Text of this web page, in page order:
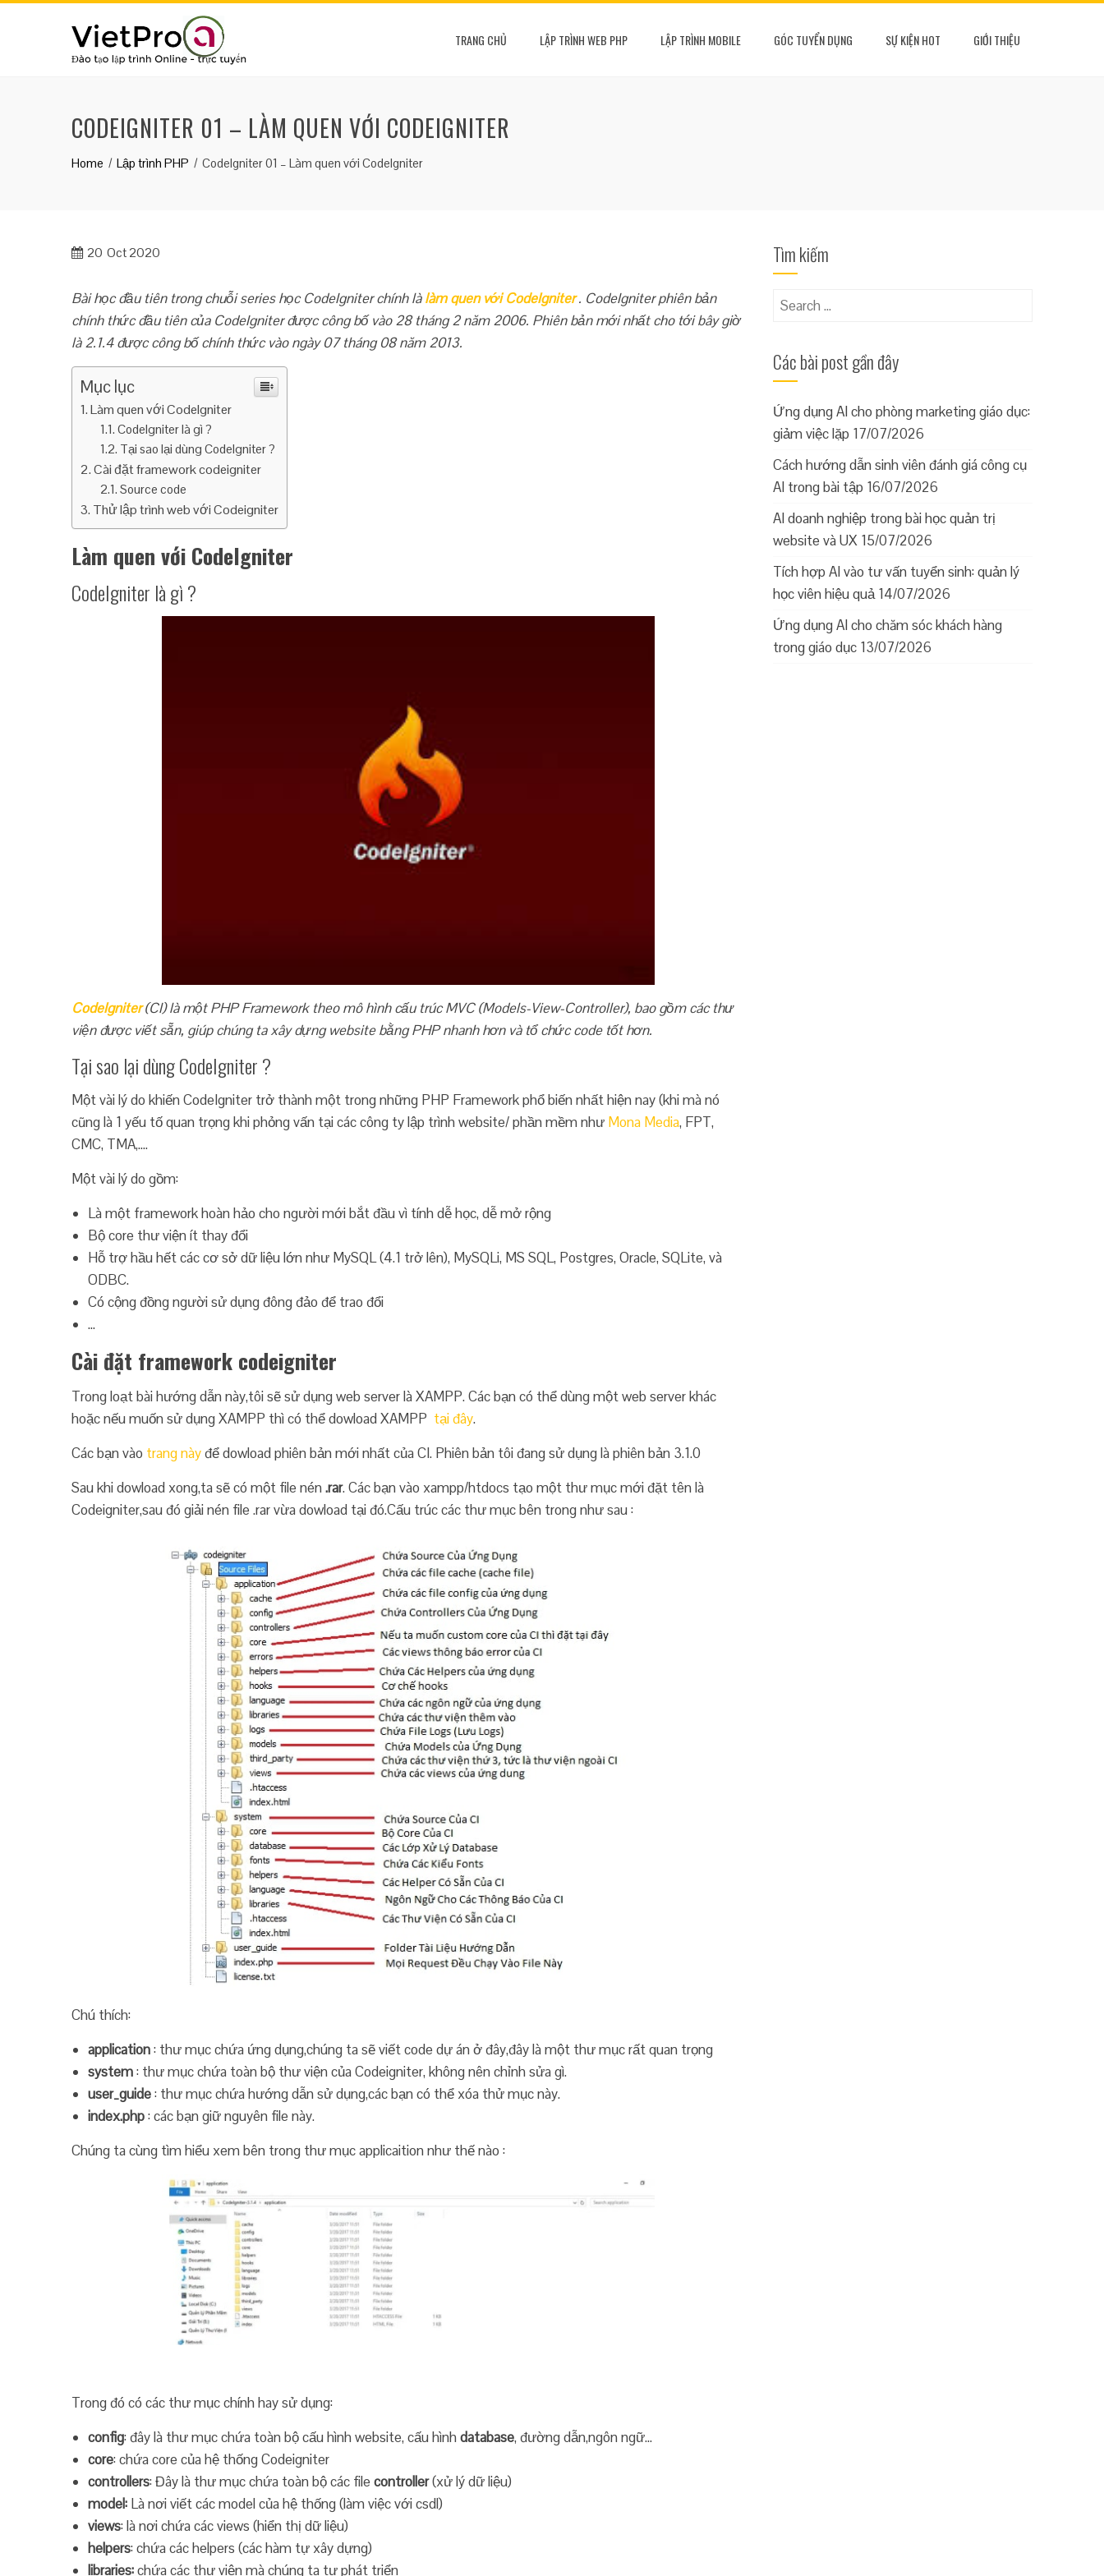
TRANG CHỦ LẬP TRÌNH WEB PHP LẬP TRÌNH MOBILE GÓC TUYỂN DỤNG SỰ KIỆN HOT GIỚI THIỆU
CODEIGNITER 01 – LÀM QUEN VỚI CODEIGNITER
Home Lập trình PHP CodeIgniter 01 – Làm quen với CodeIgniter
20 Oct 2020
Bài học đầu tiên trong chuỗi series học CodeIgniter chính làlàm quen với CodeIgniter. CodeIgniter phiên bản
chính thức đầu tiên của CodeIgniter được công bố vào 28 tháng 2 năm 2006. Phiên bản mới nhất cho tới bây giờ
là 2.1.4 được công bố chính thức vào ngày 07 tháng 08 năm 2013.
Mục lục
Làm quen với CodeIgniter
CodeIgniter là gì ?
Tại sao lại dùng CodeIgniter ?
Cài đặt framework codeigniter
Source code
Thử lập trình web với Codeigniter
Làm quen với CodeIgniter
CodeIgniter là gì ?
CodeIgniter(CI) là một PHP Framework theo mô hình cấu trúc MVC (Models-View-Controller), bao gồm các thư
viện được viết sẵn, giúp chúng ta xây dựng website bằng PHP nhanh hơn và tổ chức code tốt hơn.
Tại sao lại dùng CodeIgniter ?
Một vài lý do khiến CodeIgniter trở thành một trong những PHP Framework phổ biến nhất hiện nay (khi mà nó
cũng là 1 yếu tố quan trọng khi phỏng vấn tại các công ty lập trình website/ phần mềm như Mona Media, FPT,
CMC, TMA,….
Một vài lý do gồm:
Là một framework hoàn hảo cho người mới bắt đầu vì tính dễ học, dễ mở rộng
Bộ core thư viện ít thay đổi
Hỗ trợ hầu hết các cơ sở dữ liệu lớn như MySQL (4.1 trở lên), MySQLi, MS SQL, Postgres, Oracle, SQLite, và
ODBC.
Có cộng đồng người sử dụng đông đảo để trao đổi
…
Cài đặt framework codeigniter
Trong loạt bài hướng dẫn này,tôi sẽ sử dụng web server là XAMPP. Các bạn có thể dùng một web server khác
hoặc nếu muốn sử dụng XAMPP thì có thể dowload XAMPP tại đây.
Các bạn vào trang nàyđể dowload phiên bản mới nhất của CI. Phiên bản tôi đang sử dụng là phiên bản 3.1.0
Sau khi dowload xong,ta sẽ có một file nén.rar. Các bạn vào xampp/htdocs tạo một thư mục mới đặt tên là
Codeigniter,sau đó giải nén file .rar vừa dowload tại đó.Cấu trúc các thư mục bên trong như sau :
Chú thích:
application: thư mục chứa ứng dụng,chúng ta sẽ viết code dự án ở đây,đây là một thư mục rất quan trọng
system: thư mục chứa toàn bộ thư viện của Codeigniter, không nên chỉnh sửa gì.
user_guide: thư mục chứa hướng dẫn sử dụng,các bạn có thể xóa thử mục này.
index.php: các bạn giữ nguyên file này.
Chúng ta cùng tìm hiểu xem bên trong thư mục applicaition như thế nào :
Trong đó có các thư mục chính hay sử dụng:
config: đây là thư mục chứa toàn bộ cấu hình website, cấu hìnhdatabase, đường dẫn,ngôn ngữ…
core: chứa core của hệ thống Codeigniter
controllers: Đây là thư mục chứa toàn bộ các file controller(xử lý dữ liệu)
model: Là nơi viết các model của hệ thống (làm việc với csdl)
views: là nơi chứa các views (hiển thị dữ liệu)
helpers: chứa các helpers (các hàm tự xây dựng)
libraries:chứa các thư viện mà chúng ta tự phát triển
Tìm kiếm
Search
Các bài post gần đây
Ứng dụng AI cho phòng marketing giáo dục:
giảm việc lặp 17/07/2026
Cách hướng dẫn sinh viên đánh giá công cụ
AI trong bài tập 16/07/2026
AI doanh nghiệp trong bài học quản trị
website và UX 15/07/2026
Tích hợp AI vào tư vấn tuyển sinh: quản lý
học viên hiệu quả 14/07/2026
Ứng dụng AI cho chăm sóc khách hàng
trong giáo dục 13/07/2026